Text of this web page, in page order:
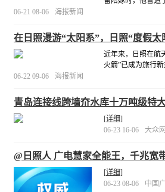
米，重1.5公斤。
美，沉稳厚重。[详
06-21 08-06 海报新闻
在日照漫游“太阳系”，日照“度假
将开放
近年来，日照在航
火箭”已成为旅行
产业融合的生动实
量室内亲子体验项
06-22 09-06 海报新闻
青岛连接线跨墙夼水库十万吨级特
[详细]
06-23 16-06
大众网
@日照人 广电慧家全能王，千兆宽
意！
[详细]
06-23 08-06
中国